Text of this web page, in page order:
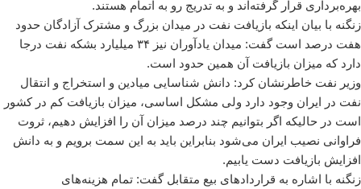
بهره‌برداری قرار گرفته‌اند و به تدریج رو به اتمام هستند.
زنگنه با بیان اینکه بازیافت نفت در میدان بزرگ و مشترک آزادگان حدود
هفت درصد است گفت: میدان یادآوران نیز ۳۴ میلیارد بشکه نفت درجا
دارد که میزان بازیافت آن همین حدود است.
وزیر نفت خاطرنشان کرد: دانش شناسایی میادین و استخراج و انتقال
نفت در ایران وجود دارد ولی مشکل اساسی، میزان بازیافت کم در کشور
است در حالیکه اگر بتوانیم چند درصد میزان آن را افزایش دهیم، ثروت
فراوانی نصیب ایران می‌شود بنابراین باید به این سمت برویم و به دانش
افزایش بازیافت دست یابیم.
زنگنه با اشاره به قراردادهای بیع متقابل گفت: تمام هزینه‌های